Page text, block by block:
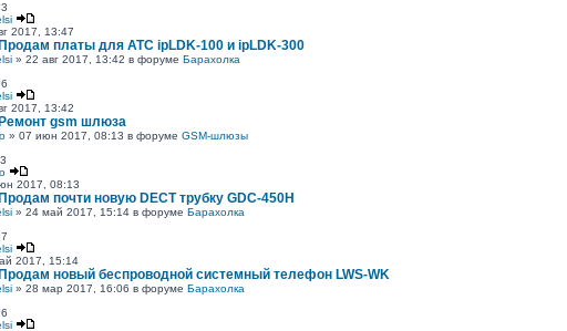
2017, 13:47
Продам платы для АТС ipLDK-100 и ipLDK-300
» 22 авг 2017, 13:42 в форуме Барахолка
2017, 13:42
Ремонт gsm шлюза
» 07 июн 2017, 08:13 в форуме GSM-шлюзы
2017, 08:13
Продам почти новую DECT трубку GDC-450H
» 24 май 2017, 15:14 в форуме Барахолка
2017, 15:14
Продам новый беспроводной системный телефон LWS-WK
» 28 мар 2017, 16:06 в форуме Барахолка